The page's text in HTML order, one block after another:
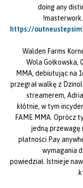
doing any
https://
Walden Farms
Wola Gołkowska,
MMA, debiutując na
przegrał walkę z
streamerem,
kłótnie, w tym
FAME MMA. Oprócz
jedną przewagę
płatności Pay
wymagania
powiedział. Istnieje